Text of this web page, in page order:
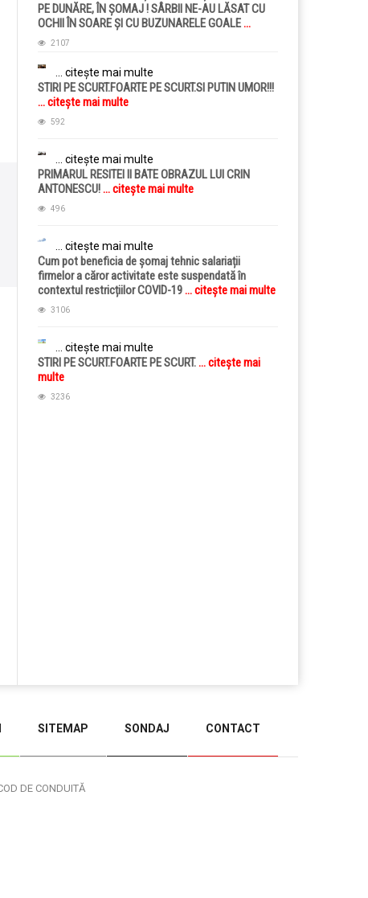
PE DUNĂRE, ÎN ȘOMAJ ! SÂRBII NE-AU LĂSAT CU
OCHII ÎN SOARE ȘI CU BUZUNARELE GOALE...
citește mai multe
2107
... citește mai multe
STIRI PE SCURT.FOARTE PE SCURT.SI PUTIN UMOR!!!
... citește mai multe
592
... citește mai multe
PRIMARUL RESITEI II BATE OBRAZUL LUI CRIN
ANTONESCU!... citește mai multe
496
... citește mai multe
Cum pot beneficia de șomaj tehnic salariații
firmelor a căror activitate este suspendată în
contextul restricțiilor COVID-19... citește mai multe
3106
... citește mai multe
STIRI PE SCURT.FOARTE PE SCURT.... citește mai
multe
3236
SITEMAP SONDAJ CONTACT
DE CONDUITĂ